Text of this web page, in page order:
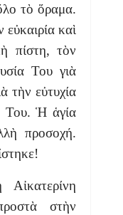
τὸ ὅραμα.
καὶ
πίστη, τὸν
Του γιὰ
τὴν εὐτυχία
Του. Ἡ ἁγία
προσοχή.
στὴν